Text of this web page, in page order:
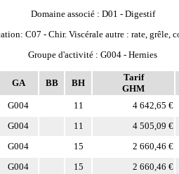
GA BB BH
Tarif
GHM
G004 11 4 642,65 €
G004 11 4 505,09 €
G004 15 2 660,46 €
G004 15 2 660,46 €
Domaine associé : D01 - Digestif
C07 - Chir. Viscérale autre : rate, grêle,
Groupe d'activité : G004 - Hernies